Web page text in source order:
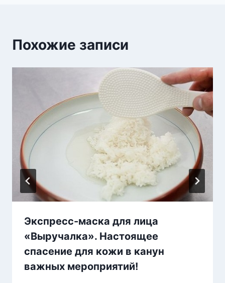
Похожие записи
Экспресс-маска для лица
«Выручалка». Настоящее
спасение для кожи в канун
важных мероприятий!